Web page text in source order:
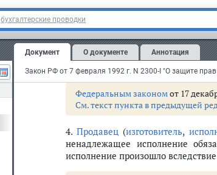
бухгалтерские проводки
Документ О документе Аннотация
Закон РФ от 7 февраля 1992 г. N 2300-I "О защите прав
2. Если иное не установлено
сверх неустойки (пени),
3. Уплата неустойки (пени) и
исполнения возложенных на него
Федеральным закономот 17
См. текст пункта в предыдущей
4.Продавец (изготовитель,
ненадлежащее исполнение
исполнение произошло